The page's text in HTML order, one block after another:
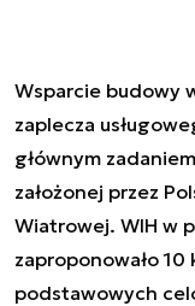
Wsparcie budowy
zaplecza
głównym
założonej przez
Wiatrowej. WIH w
zaproponowało
podstawowych